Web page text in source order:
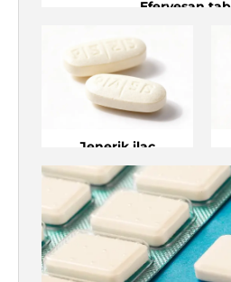
Efervesan
Jenerik ilaç
Jenerik ilaç
Süt